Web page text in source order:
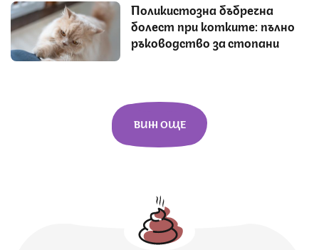
Поликистозна бъбречна
болест при котките: пълно
ръководство за стопани
ВИЖ ОЩЕ